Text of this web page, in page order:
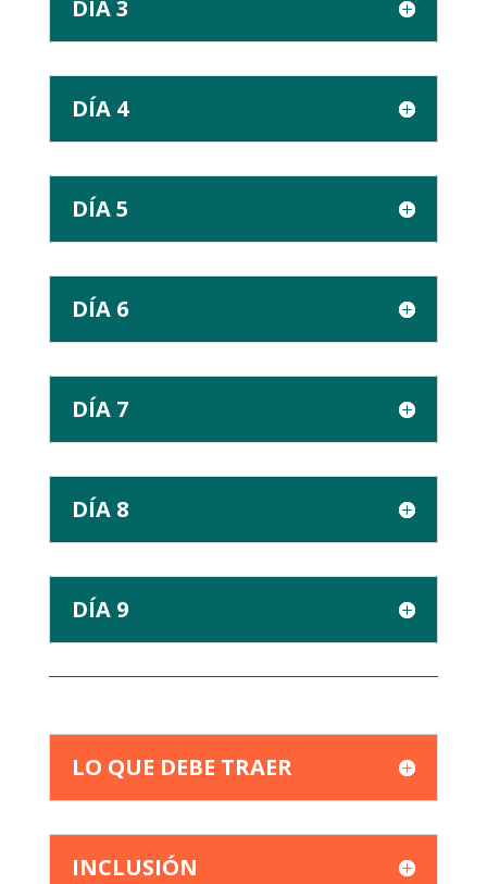
DÍA 3
DÍA 4
DÍA 5
DÍA 6
DÍA 7
DÍA 8
DÍA 9
LO QUE DEBE TRAER
INCLUSIÓN